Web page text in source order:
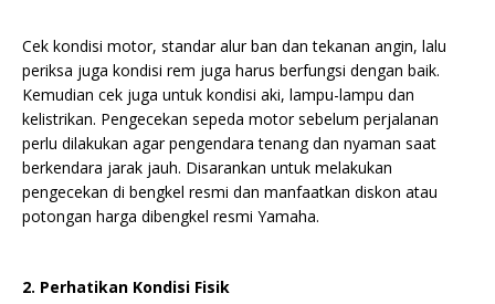
Cek kondisi motor, standar alur ban dan tekanan angin, lalu
periksa juga kondisi rem juga harus berfungsi dengan baik.
Kemudian cek juga untuk kondisi aki, lampu-lampu dan
kelistrikan. Pengecekan sepeda motor sebelum perjalanan
perlu dilakukan agar pengendara tenang dan nyaman saat
berkendara jarak jauh. Disarankan untuk melakukan
pengecekan di bengkel resmi dan manfaatkan diskon atau
potongan harga dibengkel resmi Yamaha.
2. Perhatikan Kondisi Fisik